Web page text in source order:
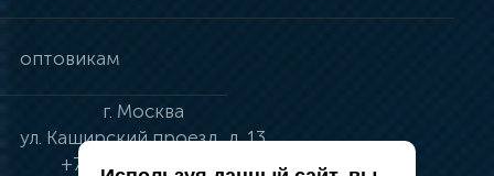
оптовикам
г. Москва
ул. Каширский проезд, д. 13
+7 (495) 134-41-83